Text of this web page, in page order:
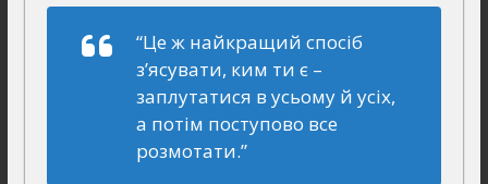
“Це ж найкращий спосіб
з’ясувати, ким ти є –
заплутатися в усьому й усіх,
а потім поступово все
розмотати.”